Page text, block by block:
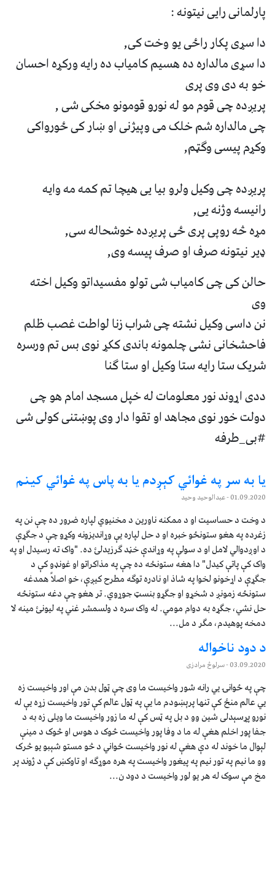
پارلمانی رایی نیتونه :
دا سړی پکار راځی یو وخت کی,
دا سړی مالداره ده هسیم کامیاب ده رایه ورکړه احسان
خو به دی وی پری
پریږده چی قوم مو له نورو قومونو مخکی شی ,
چی مالداره شم خلک می وپیژنی او ښار کی ځورواکی
وکړم پیسی وګټم,
پریږده چی وکیل ولرو بیا یی هیچا تم کمه مه وایه
رانیسه وژنه یی,
مړه څه روپی پری ځی پریږده خوشحاله سی,
ډیر نیتونه صرف او صرف پیسه وی,
حالن کی چی کامیاب شی تولو مفسیداتو وکیل اخته
وی
نن داسی وکیل نشته چی شراب زنا لواطت غصب ظلم
فاحشخانی نشی چلمونه باندی ککړ نوی بس تم ورسره
شریک ستا رایه ستا وکیل او ستا ګنا
ددی اړوند نور معلومات له خپل مسجد امام هو چی
دولت خور نوی مجاهد او تقوا دار وی پوښتنی کولی شی
#بی_طرفه
يا به سر په غوائي کېږدم يا به پاس په غوائي کينم
01.09.2020- عبدالوحید وحید
د وخت د حساسيت او د ممکنه ناورين د مخنیوي لپاره ضرور ده چې نن په
زغرده په هغو ستونځو خبره او د حل لپاره يې وړانديزونه وکړو چې د جګړې
د اوږدوالي لامل او د سولې په وړاندې خڼد ګرزيدلئ ده. "واک ته رسيدل او په
واک کې پاتې کيدل" دا هغه ستونځه ده چې په مذاکراتو او غونډو کې د
جګړې د اړخونو لخوا په شاذ او نادره توګه مطرح کيږې، خو اصلاً همدغه
ستونځه زمونږ د شخړو او جګړو بنسټ جوړوي. تر هغو چې دغه ستونځه
حل نشي، جګړه به دوام مومي. له واک سره د ولسمشر غني په ليونئ مينه لا
دمخه پوهيدم، مګر د مل...
د دود ناخواله
03.09.2020- سرلوڅ مرادزی
چې په ځوانۍ يي رانه شور واخیست ما وی چې ټول بدن مې اور واخیست زه
يي عالم منځ کې تنها پرېښودم ما یې په ټول عالم کې تور واخیست زړه یې له
نورو پړسېدلی شین وو د بل په ټس کې له ما زور واخیست ما ویلی زه به د
جفا پور اخلم هغې له ما د وفا پور واخیست څوک د هوس او څوک د مینې
لېوال ما خوند له دې هغې له نور واخیست ځواني د څو مستو شېبو یو څرک
وو ما نیم په تور نیم په پیغور واخیست په هره موړګه او تاوکښ کې د ژوند پر
مخ مې سوک له هر یو لور واخیست د دود ن...